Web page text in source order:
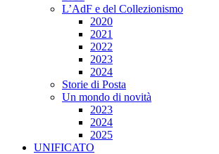
L’AdF e del Collezionismo
2020
2021
2022
2023
2024
Storie di Posta
Un mondo di novità
2023
2024
2025
UNIFICATO